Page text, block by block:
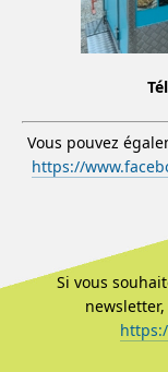
Vous pouvez
https://
Si vous